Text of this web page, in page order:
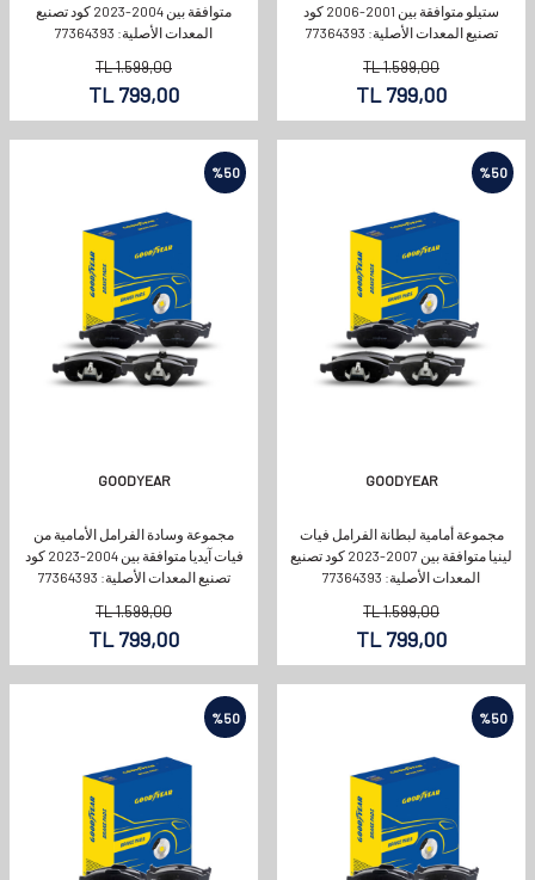
ستيلو متوافقة بين 2001-2006 كود
تصنيع المعدات الأصلية: 77364393
1.599,00
TL
799,00
TL
متوافقة بين 2004-2023 كود تصنيع
المعدات الأصلية: 77364393
1.599,00
TL
799,00
TL
%50
GOODYEAR
مجموعة أمامية لبطانة الفرامل فيات
لينيا متوافقة بين 2007-2023 كود تصنيع
المعدات الأصلية: 77364393
1.599,00
TL
799,00
TL
%50
GOODYEAR
مجموعة وسادة الفرامل الأمامية من
فيات آيديا متوافقة بين 2004-2023 كود
تصنيع المعدات الأصلية: 77364393
1.599,00
TL
799,00
TL
%50
%50